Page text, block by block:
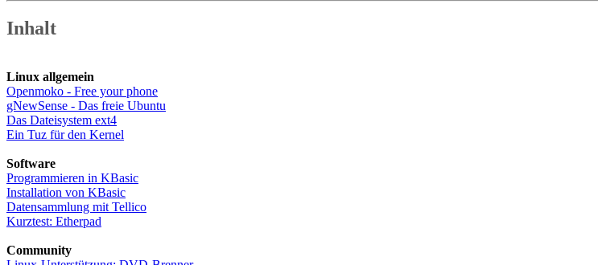
Inhalt
Linux allgemein
Openmoko - Free your phone
gNewSense - Das freie Ubuntu
Das Dateisystem ext4
Ein Tuz für den Kernel
Software
Programmieren in KBasic
Installation von KBasic
Datensammlung mit Tellico
Kurztest: Etherpad
Community